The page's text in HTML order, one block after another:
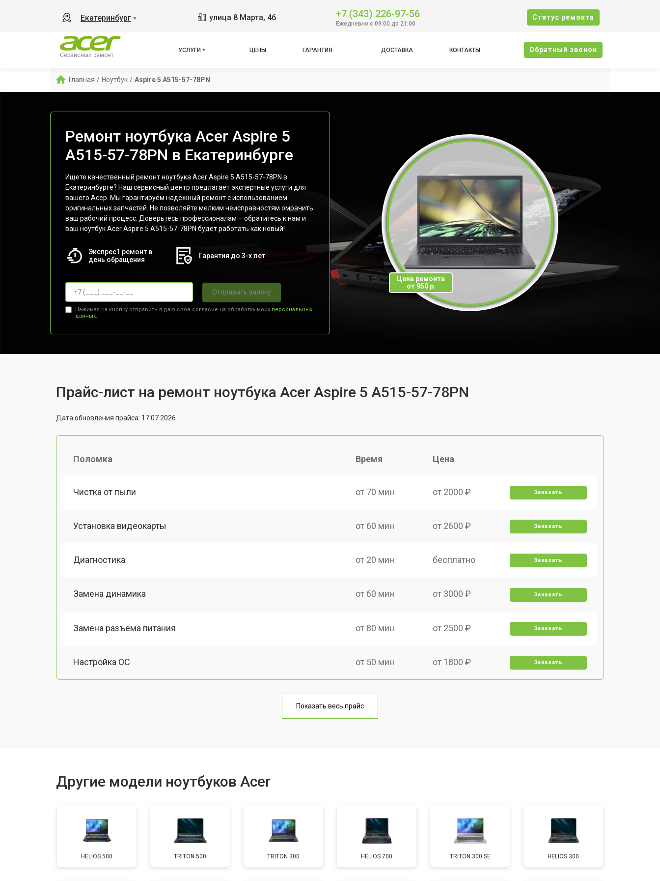
Екатеринбург ▼ улица 8 Марта, 46 +7 (343) 226-97-56
Ежедневно с 09:00 до 21:00
Cтатус ремонта
Сервисный ремонт
УСЛУГИ ЦЕНЫ ГАРАНТИЯ ДОСТАВКА КОНТАКТЫ Oбратный звонок
Главная / Ноутбук / Aspire 5 A515-57-78PN
Ремонт ноутбука Acer Aspire 5
A515-57-78PN в Екатеринбурге
Ищете качественный ремонт ноутбука Acer Aspire 5 A515-57-78PN в
Екатеринбурге? Наш сервисный центр предлагает экспертные услуги для
вашего Асер. Мы гарантируем надежный ремонт с использованием
оригинальных запчастей. Не позволяйте мелким неисправностям омрачить
ваш рабочий процесс. Доверьтесь профессионалам – обратитесь к нам и
ваш ноутбук Acer Aspire 5 A515-57-78PN будет работать как новый!
Экспрес1 ремонт в
день обращения
Гарантия до 3-х лет
Отправить заявку
Нажимая на кнопку отправить я даю свое согласие на обработку моих персональных
данных.
Цена ремонта
от 950 р.
Прайс-лист на ремонт ноутбука Acer Aspire 5 A515-57-78PN
Дата обновления прайса: 17.07.2026
Поломка Время Цена
Чистка от пыли от 70 мин от 2000 ₽ Заказать
Установка видеокарты от 60 мин от 2600 ₽ Заказать
Диагностика от 20 мин бесплатно Заказать
Замена динамика от 60 мин от 3000 ₽ Заказать
Замена разъема питания от 80 мин от 2500 ₽ Заказать
Настройка ОС от 50 мин от 1800 ₽ Заказать
от 100 мин
Ремонт мультиконтроллера от 80 мин от 2300 ₽ Заказать
Замена жесткого диска HDD/SSD от 60 мин от 3300 ₽ Заказать
Показать весь прайс
Другие модели ноутбуков Acer
HELIOS 500 TRITON 500 TRITON 300 HELIOS 700 TRITON 300 SE HELIOS 300